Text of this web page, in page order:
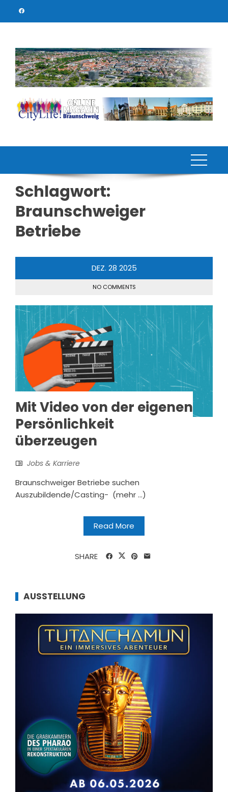
Schlagwort:
Braunschweiger
Betriebe
DEZ. 28 2025
NO COMMENTS
Mit Video von der eigenen
Persönlichkeit
überzeugen
Jobs & Karriere
Braunschweiger Betriebe suchen
Auszubildende/Casting- (mehr …)
Read More
SHARE
AUSSTELLUNG